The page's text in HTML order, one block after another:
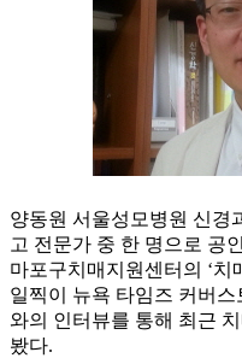
양동원 서울성모병원 신경
고 전문가 중 한 명으로 공
마포구치매지원센터의 ‘치
일찍이 뉴욕 타임즈 커버
와의 인터뷰를 통해 최근
봤다.